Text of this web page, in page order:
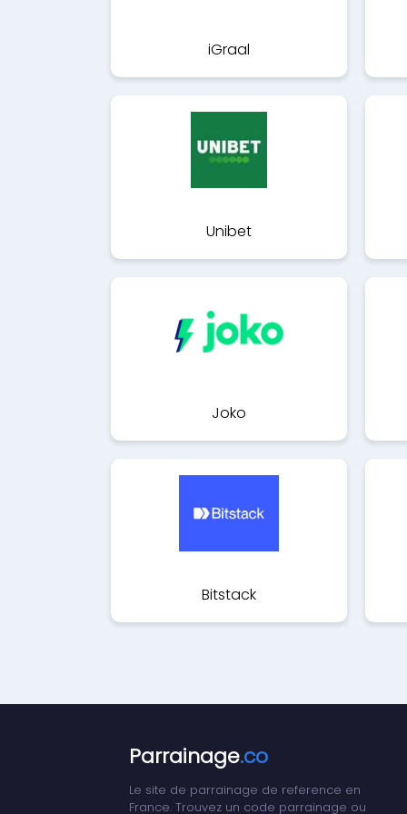
iGraal
Unibet
Joko
Bitstack
Parrainage.co
Le site de parrainage de reference en
France. Trouvez un code parrainage ou